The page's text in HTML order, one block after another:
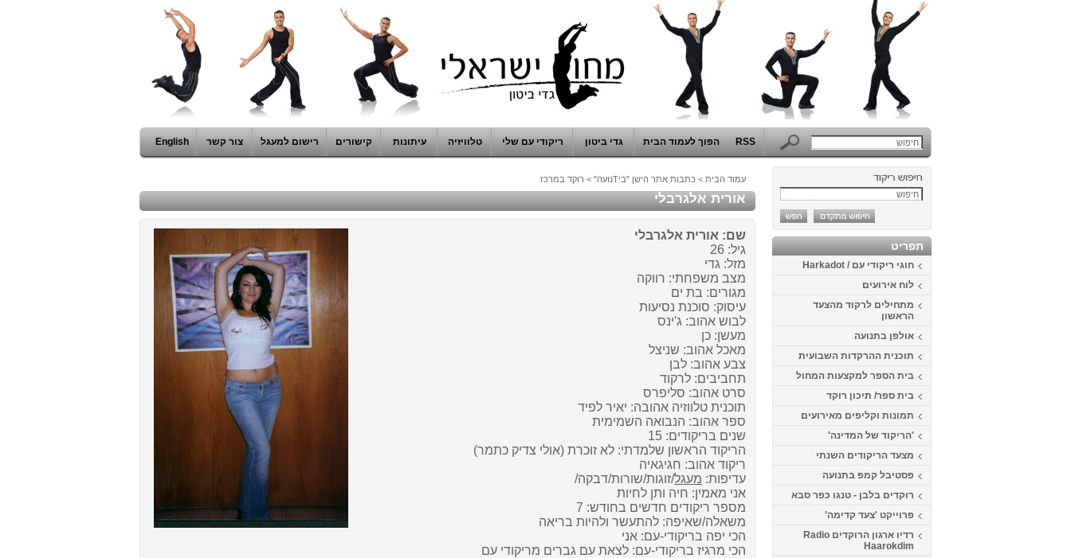
RSS הפוך לעמוד הבית גדי ביטון ריקודי עם שלי טלוויזיה עיתונות קישורים רישום למעגל צור קשר English
תפריט
חוגי ריקודי עם / Harkadot
לוח אירועים
מתחילים לרקוד מהצעד
הראשון
אולפן בתנועה
תוכנית ההרקדות השבועית
בית הספר למקצעות המחול
בית ספר/ תיכון רוקד
תמונות וקליפים מאירועים
'הריקוד של המדינה'
מצעד הריקודים השנתי
פסטיבל קמפ בתנועה
רוקדים בלבן - טנגו כפר סבא
פרוייקט 'צעד קדימה'
רדיו ארגון הרוקדים Radio
Haarokdim
עמוד הבית > כתבות אתר הישן "ביTנועה" > רוקד במרכז
אורית אלגרבלי
שם: אורית אלגרבלי
גיל: 26
מזל: גדי
מצב משפחתי: רווקה
מגורים: בת ים
עיסוק: סוכנת נסיעות
לבוש אהוב: ג'ינס
מעשן: כן
מאכל אהוב: שניצל
צבע אהוב: לבן
תחביבים: לרקוד
סרט אהוב: סליפרס
תוכנית טלווזיה אהובה: יאיר לפיד
ספר אהוב: הנבואה השמימית
שנים בריקודים: 15
הריקוד הראשון שלמדתי: לא זוכרת (אולי צדיק כתמר)
ריקוד אהוב: חגיגאיה
עדיפות: מעגל/זוגות/שורות/דבקה/
אני מאמין: חיה ותן לחיות
מספר ריקודים חדשים בחודש: 7
משאלה/שאיפה: להתעשר ולהיות בריאה
הכי יפה בריקודי-עם: אני
הכי מרגיז בריקודי-עם: לצאת עם גברים מריקודי עם